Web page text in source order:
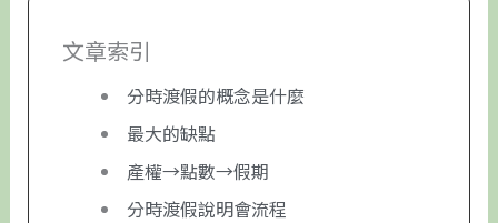
文章索引
分時渡假的概念是什麼
最大的缺點
產權→點數→假期
分時渡假說明會流程